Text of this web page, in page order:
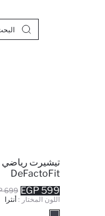
تيشيرت رياضي
DeFactoFit
699 EGP 599 EGP
اللون المختار : أنثرا